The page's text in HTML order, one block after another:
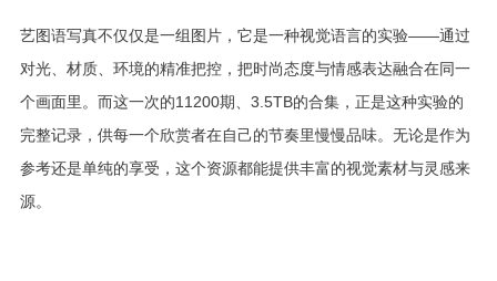
艺图语写真不仅仅是一组图片，它是一种视觉语言的实验——通过
对光、材质、环境的精准把控，把时尚态度与情感表达融合在同一
个画面里。而这一次的11200期、3.5TB的合集，正是这种实验的
完整记录，供每一个欣赏者在自己的节奏里慢慢品味。无论是作为
参考还是单纯的享受，这个资源都能提供丰富的视觉素材与灵感来
源。